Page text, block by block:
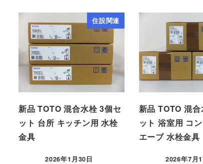
住設関連
新品 TOTO 混合水栓 3個セ
ット 台所 キッチン用 水栓
金具
2026年1月30日
新品 TOTO 混
ット 浴室用 コ
エーブ 水栓金具
2026年7月